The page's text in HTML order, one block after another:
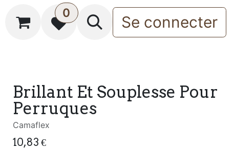
0
Se connecter
Brillant Et Souplesse Pour
Perruques
Camaflex
10,83 €